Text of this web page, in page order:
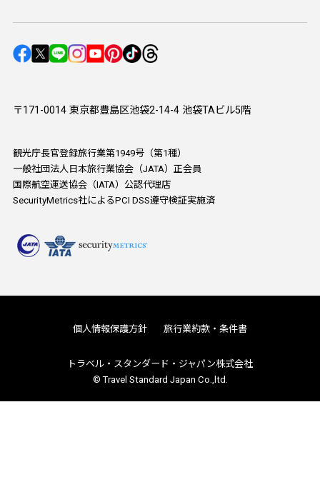
〒171-0014 東京都豊島区池袋2-14-4 池袋TAビル5階
観光庁長官登録旅行業第1949号（第1種）
一般社団法人日本旅行業協会（JATA）正会員
国際航空運送協会（IATA）公認代理店
SecurityMetrics社によるPCI DSS遵守検証実施済
個人情報保護方針 旅行業約款・条件書
トラベル・スタンダード・ジャパン株式会社
© Travel Standard Japan Co.,ltd.